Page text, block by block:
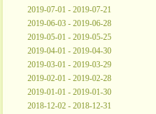
2019-07-01 - 2019-07-21
2019-06-03 - 2019-06-28
2019-05-01 - 2019-05-25
2019-04-01 - 2019-04-30
2019-03-01 - 2019-03-29
2019-02-01 - 2019-02-28
2019-01-01 - 2019-01-30
2018-12-02 - 2018-12-31